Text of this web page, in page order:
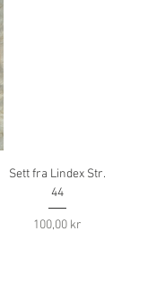
Sett fra Lindex Str.
44
Pris
100,00 kr